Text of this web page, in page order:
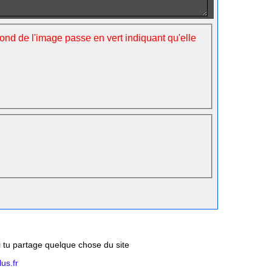
de l'image passe en vert indiquant qu'elle
partage quelque chose du site